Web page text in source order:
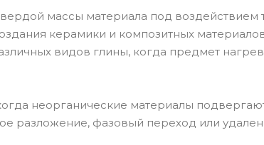
массы материала под воздействием
керамики и композитных
видов глины, когда предмет
неорганические материалы
разложение, фазовый переход или